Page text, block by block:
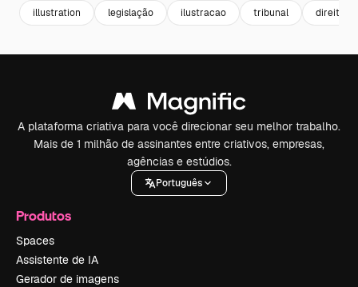
illustration legislação ilustracao tribunal direito
A plataforma criativa para você direcionar seu melhor trabalho.
Mais de 1 milhão de assinantes entre criativos, empresas,
agências e estúdios.
Português
Produtos
Spaces
Assistente de IA
Gerador de imagens